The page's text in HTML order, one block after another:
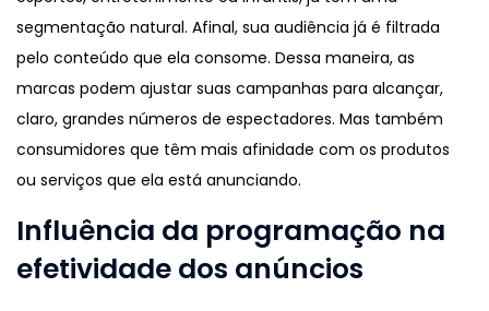
segmentação natural. Afinal, sua audiência já é filtrada
pelo conteúdo que ela consome. Dessa maneira, as
marcas podem ajustar suas campanhas para alcançar,
claro, grandes números de espectadores. Mas também
consumidores que têm mais afinidade com os produtos
ou serviços que ela está anunciando.
Influência da programação na
efetividade dos anúncios